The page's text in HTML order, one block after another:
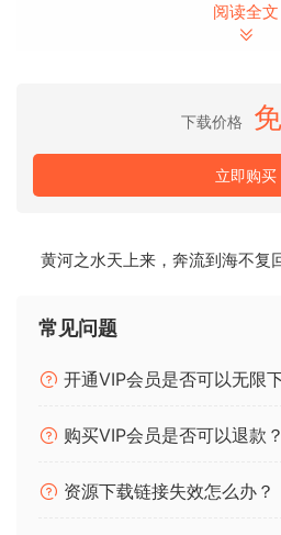
阅读全文
下载价格
立即购买
黄河之水天上来，奔流到海不
常见问题
开通VIP会员是否可以无限
购买VIP会员是否可以退款？
资源下载链接失效怎么办？